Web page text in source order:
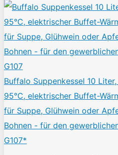
Buffalo Suppenkessel 10
95°C, elektrischer Buffet-
für Suppe, Glühwein oder
Bohnen - für den
G107*